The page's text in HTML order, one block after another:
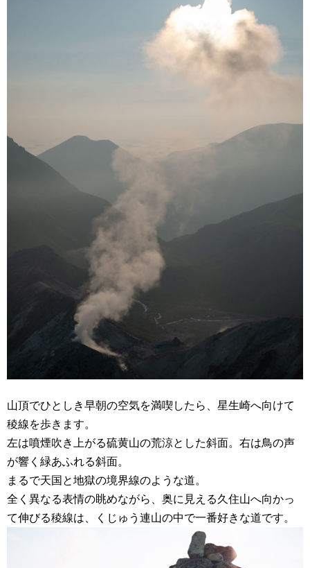
山頂でひとしき早朝の空気を満喫したら、星生崎へ向けて
稜線を歩きます。
左は噴煙吹き上がる硫黄山の荒涼とした斜面。右は鳥の声
が響く緑あふれる斜面。
まるで天国と地獄の境界線のような道。
全く異なる表情の眺めながら、奥に見える久住山へ向かっ
て伸びる稜線は、くじゅう連山の中で一番好きな道です。